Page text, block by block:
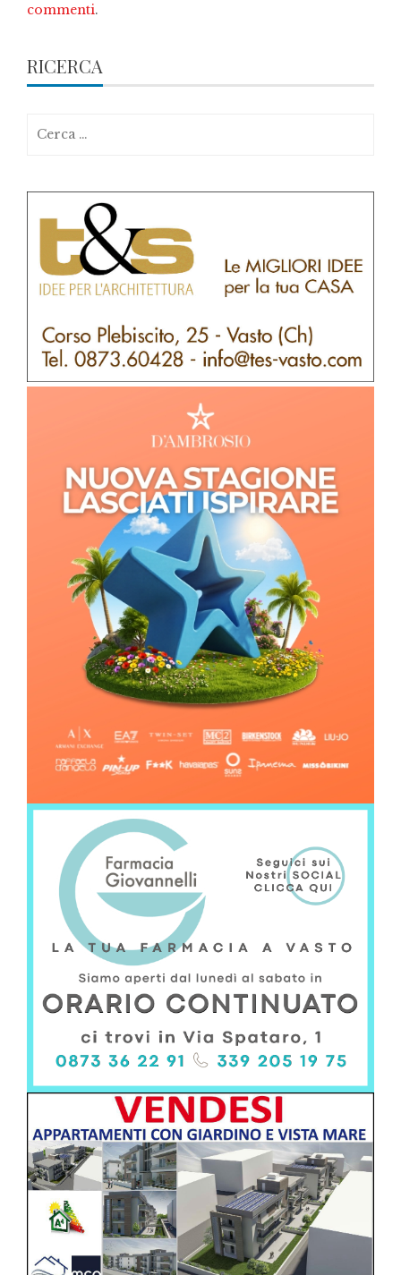
commenti.
RICERCA